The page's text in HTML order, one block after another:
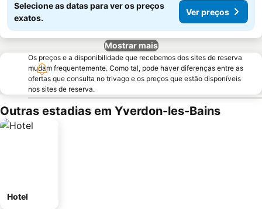
Selecione as datas para ver os preços
exatos.
Ver preços
Mostrar mais
Os preços e a disponibilidade que recebemos dos sites de reserva
mudam frequentemente. Como tal, pode haver diferenças entre as
ofertas que consulta no trivago e os preços que estão disponíveis
nos sites de reserva.
Outras estadias em Yverdon-les-Bains
Hotel